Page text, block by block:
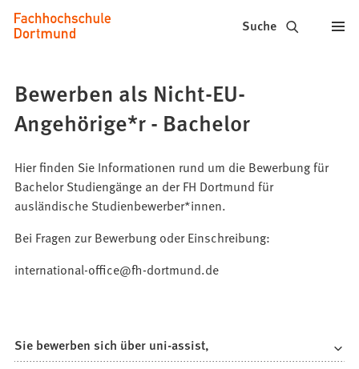
Inhalt anspringen
Fachhochschule
Dortmund
Studium,
Studiengänge,
Bewerbung
Suche
Bewerben als Nicht-EU-
Angehörige*r - Bachelor
Hier finden Sie Informationen rund um die Bewerbung für
Bachelor Studiengänge an der FH Dortmund für
ausländische Studienbewerber*innen.
Bei Fragen zur Bewerbung oder Einschreibung:
international-office@fh-dortmund.de
Sie bewerben sich über uni-assist,